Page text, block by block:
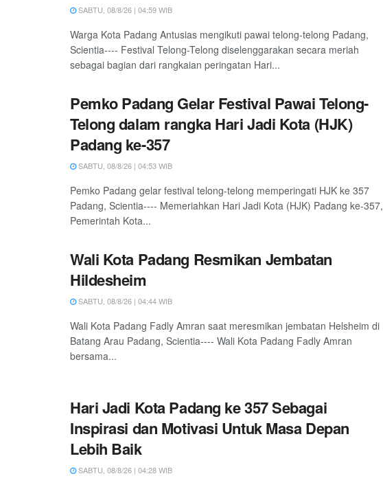
SABTU, 08/8/26 | 04:59 WIB
Warga Kota Padang Antusias mengikuti pawai telong-telong Padang,
Scientia---- Festival Telong-Telong diselenggarakan secara meriah
sebagai bagian dari rangkaian peringatan Hari...
Pemko Padang Gelar Festival Pawai Telong-
Telong dalam rangka Hari Jadi Kota (HJK)
Padang ke-357
SABTU, 08/8/26 | 04:53 WIB
Pemko Padang gelar festival telong-telong memperingati HJK ke 357
Padang, Scientia---- Memeriahkan Hari Jadi Kota (HJK) Padang ke-357,
Pemerintah Kota...
Wali Kota Padang Resmikan Jembatan
Hildesheim
SABTU, 08/8/26 | 04:44 WIB
Wali Kota Padang Fadly Amran saat meresmikan jembatan Helsheim di
Batang Arau Padang, Scientia---- Wali Kota Padang Fadly Amran
bersama...
Hari Jadi Kota Padang ke 357 Sebagai
Inspirasi dan Motivasi Untuk Masa Depan
Lebih Baik
SABTU, 08/8/26 | 04:28 WIB